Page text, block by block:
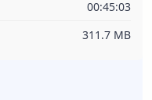
00:45:03
311.7 MB